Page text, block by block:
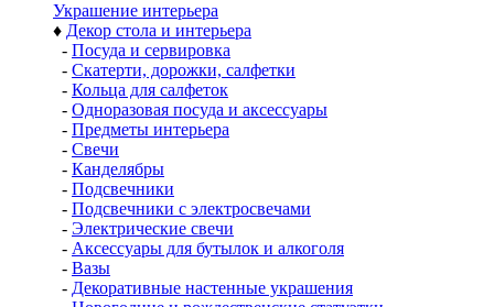
Украшение интерьера
♦ Декор стола и интерьера
- Посуда и сервировка
- Скатерти, дорожки, салфетки
- Кольца для салфеток
- Одноразовая посуда и аксессуары
- Предметы интерьера
- Свечи
- Канделябры
- Подсвечники
- Подсвечники с электросвечами
- Электрические свечи
- Аксессуары для бутылок и алкоголя
- Вазы
- Декоративные настенные украшения